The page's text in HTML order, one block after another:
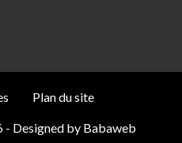
Designed by Babaweb
Plan du site